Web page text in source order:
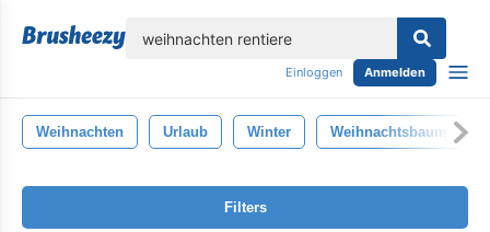
Einloggen Anmelden
Weihnachten Urlaub Winter Weihnachtsbaum
Filters